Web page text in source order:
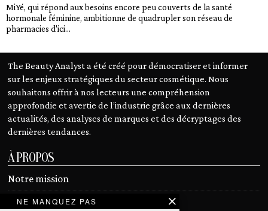
MiYé, qui répond aux besoins encore peu couverts de la santé
hormonale féminine, ambitionne de quadrupler son réseau de
pharmacies d'ici...
The Beauty Analyst a été créé pour démocratiser et informer
sur les enjeux stratégiques du secteur cosmétique. Nous
souhaitons offrir à nos lecteurs une compréhension
approfondie et avertie de l’industrie grâce aux dernières
actualités, des analyses de marques et des décryptages des
dernières tendances.
À PROPOS
Notre mission
Devenir contributeur
NE MANQUEZ PAS